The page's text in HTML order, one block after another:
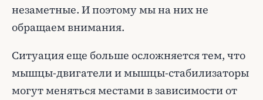
незаметные. И поэтому мы на них не
обращаем внимания.
Ситуация еще больше осложняется тем, что
мышцы-двигатели и мышцы-стабилизаторы
могут меняться местами в зависимости от